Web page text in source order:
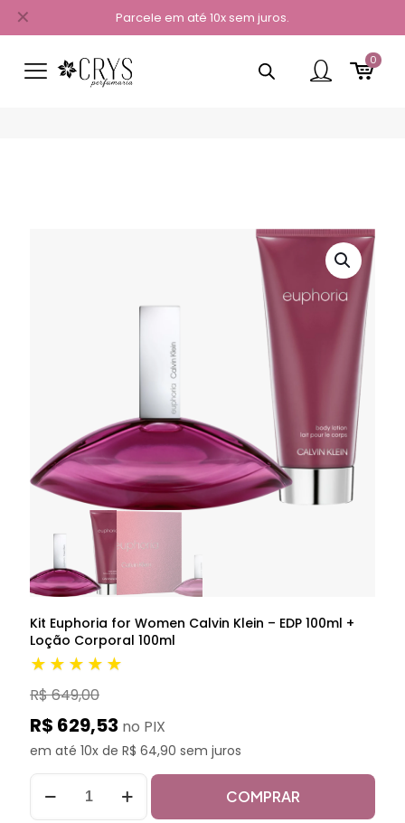
Parcele em até 10x sem juros.
✕
0
Kit Euphoria for Women Calvin Klein – EDP 100ml +
Loção Corporal 100ml
★★★★★
R$ 649,00
R$ 629,53 no PIX
em até 10x de R$ 64,90 sem juros
COMPRAR